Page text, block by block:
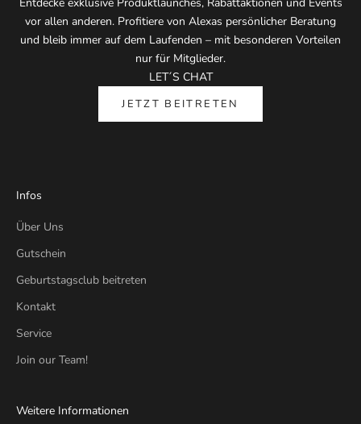
vor allen anderen. Profitiere von Alexas persönlicher Beratung
und bleib immer auf dem Laufenden – mit besonderen Vorteilen
nur für Mitglieder.
LET´S CHAT
JETZT BEITRETEN
Infos
Über Uns
Gutschein
Geburtstagsclub beitreten
Kontakt
Service
Join our Team!
Weitere Informationen